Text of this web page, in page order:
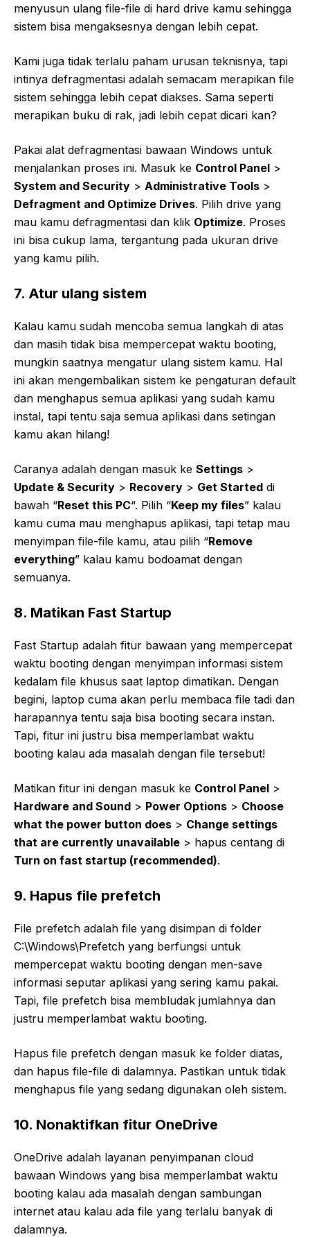
menyusun ulang file-file di hard drive kamu sehingga
sistem bisa mengaksesnya dengan lebih cepat.
Kami juga tidak terlalu paham urusan teknisnya, tapi
intinya defragmentasi adalah semacam merapikan file
sistem sehingga lebih cepat diakses. Sama seperti
merapikan buku di rak, jadi lebih cepat dicari kan?
Pakai alat defragmentasi bawaan Windows untuk
menjalankan proses ini. Masuk ke Control Panel >
System and Security > Administrative Tools >
Defragment and Optimize Drives. Pilih drive yang
mau kamu defragmentasi dan klik Optimize. Proses
ini bisa cukup lama, tergantung pada ukuran drive
yang kamu pilih.
7. Atur ulang sistem
Kalau kamu sudah mencoba semua langkah di atas
dan masih tidak bisa mempercepat waktu booting,
mungkin saatnya mengatur ulang sistem kamu. Hal
ini akan mengembalikan sistem ke pengaturan default
dan menghapus semua aplikasi yang sudah kamu
instal, tapi tentu saja semua aplikasi dans setingan
kamu akan hilang!
Caranya adalah dengan masuk ke Settings >
Update & Security > Recovery > Get Started di
bawah “Reset this PC“. Pilih “Keep my files” kalau
kamu cuma mau menghapus aplikasi, tapi tetap mau
menyimpan file-file kamu, atau pilih “Remove
everything” kalau kamu bodoamat dengan
semuanya.
8. Matikan Fast Startup
Fast Startup adalah fitur bawaan yang mempercepat
waktu booting dengan menyimpan informasi sistem
kedalam file khusus saat laptop dimatikan. Dengan
begini, laptop cuma akan perlu membaca file tadi dan
harapannya tentu saja bisa booting secara instan.
Tapi, fitur ini justru bisa memperlambat waktu
booting kalau ada masalah dengan file tersebut!
Matikan fitur ini dengan masuk ke Control Panel >
Hardware and Sound > Power Options > Choose
what the power button does > Change settings
that are currently unavailable > hapus centang di
Turn on fast startup (recommended).
9. Hapus file prefetch
File prefetch adalah file yang disimpan di folder
C:\Windows\Prefetch yang berfungsi untuk
mempercepat waktu booting dengan men-save
informasi seputar aplikasi yang sering kamu pakai.
Tapi, file prefetch bisa membludak jumlahnya dan
justru memperlambat waktu booting.
Hapus file prefetch dengan masuk ke folder diatas,
dan hapus file-file di dalamnya. Pastikan untuk tidak
menghapus file yang sedang digunakan oleh sistem.
10. Nonaktifkan fitur OneDrive
OneDrive adalah layanan penyimpanan cloud
bawaan Windows yang bisa memperlambat waktu
booting kalau ada masalah dengan sambungan
internet atau kalau ada file yang terlalu banyak di
dalamnya.